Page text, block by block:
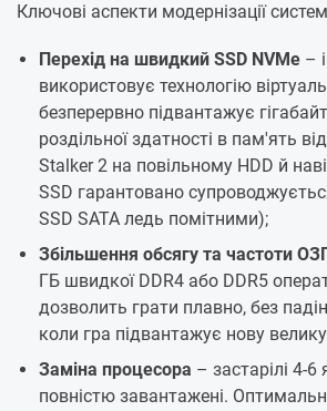
Ключові аспекти модернізації
Перехід на швидкий SSD NVMe –
використовує технологію
безперервно підвантажує
роздільної здатності в пам'ять
Stalker 2 на повільному HDD й
SSD гарантовано
SSD SATA ледь помітними);
Збільшення обсягу та частоти
ГБ швидкої DDR4 або DDR5
дозволить грати плавно, без
коли гра підвантажує нову
Заміна процесора – застарілі 4-
повністю завантажені.